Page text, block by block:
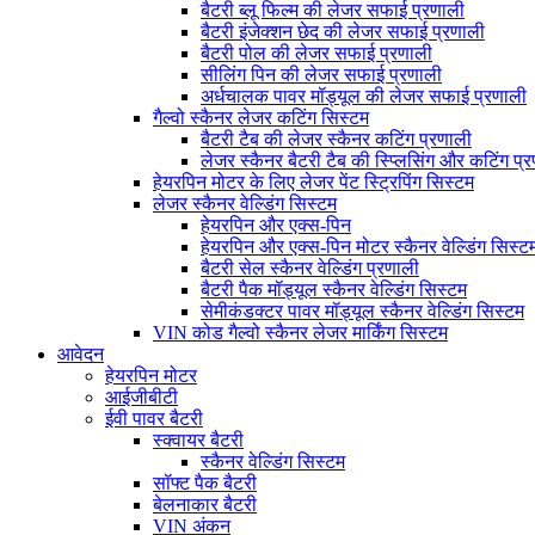
बैटरी ब्लू फिल्म की लेजर सफाई प्रणाली
बैटरी इंजेक्शन छेद की लेजर सफाई प्रणाली
बैटरी पोल की लेजर सफाई प्रणाली
सीलिंग पिन की लेजर सफाई प्रणाली
अर्धचालक पावर मॉड्यूल की लेजर सफाई प्रणाली
गैल्वो स्कैनर लेजर कटिंग सिस्टम
बैटरी टैब की लेजर स्कैनर कटिंग प्रणाली
लेजर स्कैनर बैटरी टैब की स्प्लिसिंग और कटिंग
हेयरपिन मोटर के लिए लेजर पेंट स्ट्रिपिंग सिस्टम
लेजर स्कैनर वेल्डिंग सिस्टम
हेयरपिन और एक्स-पिन
हेयरपिन और एक्स-पिन मोटर स्कैनर वेल्डिंग
बैटरी सेल स्कैनर वेल्डिंग प्रणाली
बैटरी पैक मॉड्यूल स्कैनर वेल्डिंग सिस्टम
सेमीकंडक्टर पावर मॉड्यूल स्कैनर वेल्डिंग सिस्टम
VIN कोड गैल्वो स्कैनर लेजर मार्किंग सिस्टम
आवेदन
हेयरपिन मोटर
आईजीबीटी
ईवी पावर बैटरी
स्क्वायर बैटरी
स्कैनर वेल्डिंग सिस्टम
सॉफ्ट पैक बैटरी
बेलनाकार बैटरी
VIN अंकन